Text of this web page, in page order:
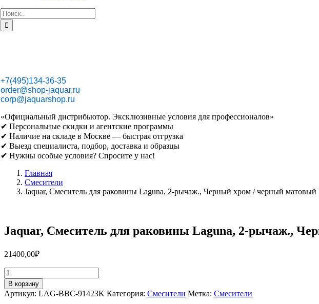
Результат
поиска:
+7(495)134-36-35
order@shop-jaquar.ru
corp@jaquarshop.ru
«Официальный дистрибьютор. Эксклюзивные условия для профессионалов»
✔ Персональные скидки и агентские программы
✔ Наличие на складе в Москве — быстрая отгрузка
✔ Выезд специалиста, подбор, доставка и образцы
✔ Нужны особые условия? Спросите у нас!
Главная
Смесители
Jaquar, Смеситель для раковины Laguna, 2-рычаж., Черный хром / черный
Jaquar, Смеситель для раковины Laguna, 2-рычаж.,
21400,00₽
Количество
товара
Jaquar,
Смеситель
В корзину
Артикул: LAG-BBC-91423K Категория: Смесители Метка: Смесители